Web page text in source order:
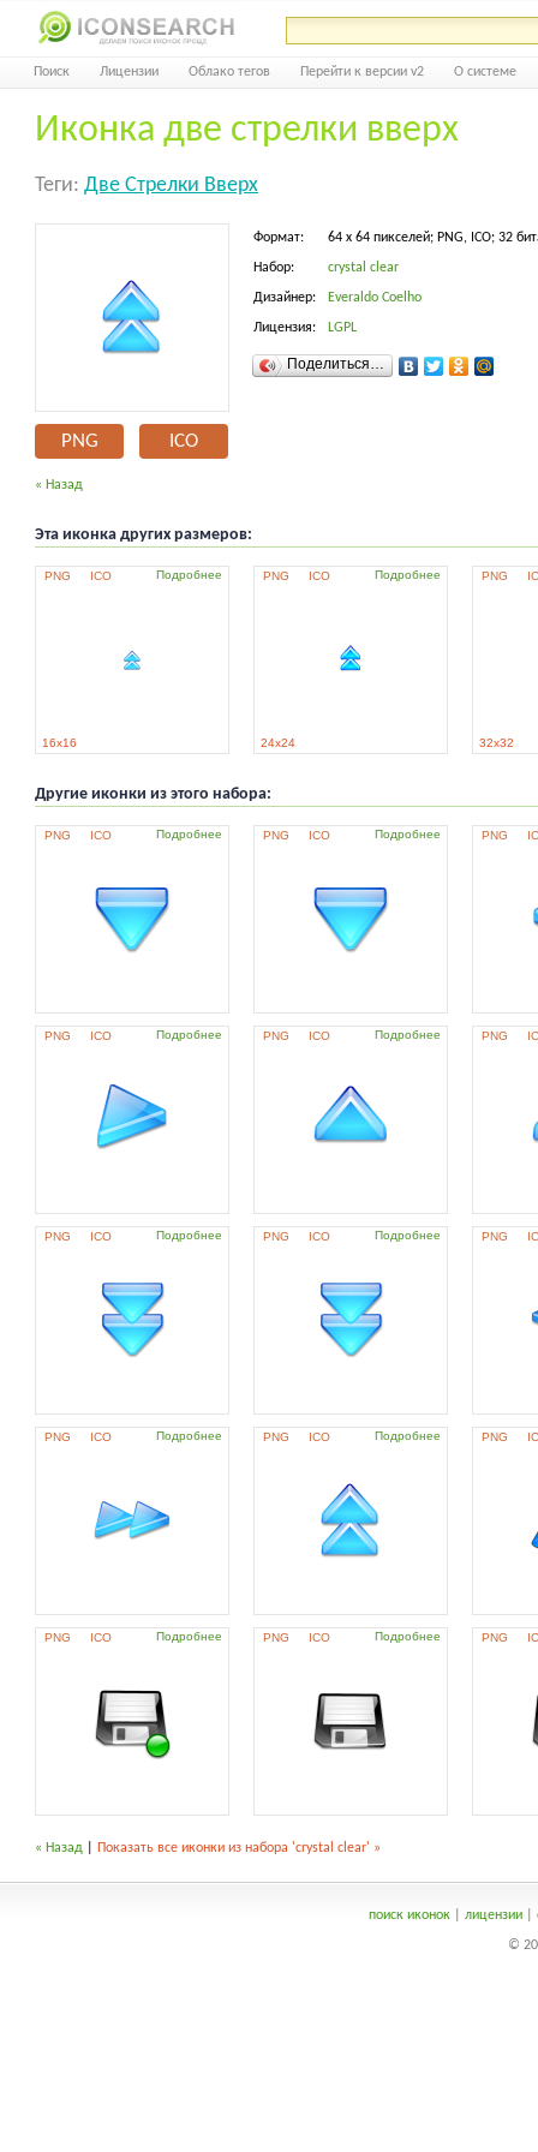
Поиск Лицензии Облако тегов Перейти к версии v2 О системе
Иконка две стрелки вверх
Теги: Две Стрелки Вверх
PNG ICO
Формат: 64 x 64 пикселей; PNG, ICO; 32
Набор: crystal clear
Дизайнер: Everaldo Coelho
Лицензия: LGPL
Поделиться…
« Назад
Эта иконка других размеров:
PNG ICO Подробнее
16x16
PNG ICO Подробнее
24x24
PNG
32x32
Другие иконки из этого набора:
PNG ICO Подробнее PNG ICO Подробнее PNG
PNG ICO Подробнее PNG ICO Подробнее PNG
PNG ICO Подробнее PNG ICO Подробнее PNG
PNG ICO Подробнее PNG ICO Подробнее PNG
PNG ICO Подробнее PNG ICO Подробнее PNG
« Назад Показать все иконки из набора 'crystal clear' »
поиск иконок| лицензии|
©